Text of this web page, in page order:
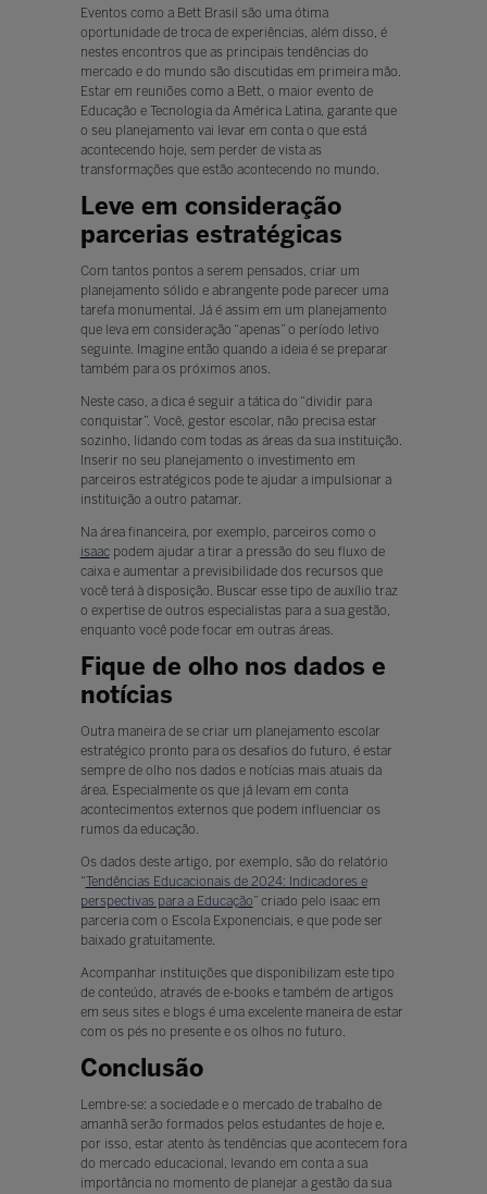
Eventos como a Bett Brasil são uma ótima
oportunidade de troca de experiências, além disso, é
nestes encontros que as principais tendências do
mercado e do mundo são discutidas em primeira mão.
Estar em reuniões como a Bett, o maior evento de
Educação e Tecnologia da América Latina, garante que
o seu planejamento vai levar em conta o que está
acontecendo hoje, sem perder de vista as
transformações que estão acontecendo no mundo.
Leve em consideração
parcerias estratégicas
Com tantos pontos a serem pensados, criar um
planejamento sólido e abrangente pode parecer uma
tarefa monumental. Já é assim em um planejamento
que leva em consideração “apenas” o período letivo
seguinte. Imagine então quando a ideia é se preparar
também para os próximos anos.
Neste caso, a dica é seguir a tática do “dividir para
conquistar”. Você, gestor escolar, não precisa estar
sozinho, lidando com todas as áreas da sua instituição.
Inserir no seu planejamento o investimento em
parceiros estratégicos pode te ajudar a impulsionar a
instituição a outro patamar.
Na área financeira, por exemplo, parceiros como o
isaacpodem ajudar a tirar a pressão do seu fluxo de
caixa e aumentar a previsibilidade dos recursos que
você terá à disposição. Buscar esse tipo de auxílio traz
o expertise de outros especialistas para a sua gestão,
enquanto você pode focar em outras áreas.
Fique de olho nos dados e
notícias
Outra maneira de se criar um planejamento escolar
estratégico pronto para os desafios do futuro, é estar
sempre de olho nos dados e notícias mais atuais da
área. Especialmente os que já levam em conta
acontecimentos externos que podem influenciar os
rumos da educação.
Os dados deste artigo, por exemplo, são do relatório
“Tendências Educacionais de 2024: Indicadores e
perspectivas para a Educação” criado pelo isaac em
parceria com o Escola Exponenciais, e que pode ser
baixado gratuitamente.
Acompanhar instituições que disponibilizam este tipo
de conteúdo, através de e-books e também de artigos
em seus sites e blogs é uma excelente maneira de estar
com os pés no presente e os olhos no futuro.
Conclusão
Lembre-se: a sociedade e o mercado de trabalho de
amanhã serão formados pelos estudantes de hoje e,
por isso, estar atento às tendências que acontecem fora
do mercado educacional, levando em conta a sua
importância no momento de planejar a gestão da sua